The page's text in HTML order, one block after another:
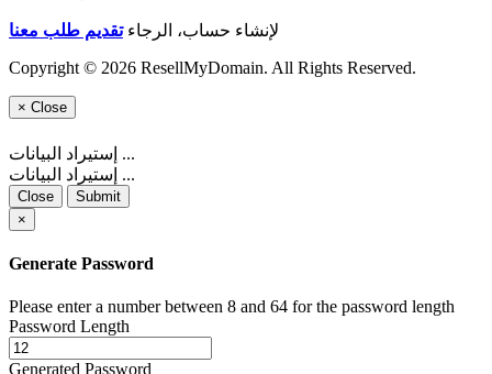
لإنشاء حساب، الرجاءتقديم طلب معنا
Copyright © 2026 ResellMyDomain. All Rights Reserved.
× Close
إستيراد البيانات ...
إستيراد البيانات ...
Close
Submit
×
Generate Password
Please enter a number between 8 and 64 for the password length
Password Length
Generated Password